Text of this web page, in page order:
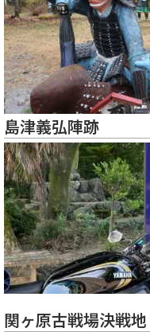
島津義弘陣跡
関ヶ原古戦場決戦地